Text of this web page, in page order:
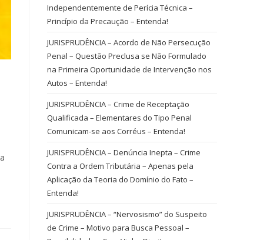
Independentemente de Perícia Técnica –
Princípio da Precaução – Entenda!
JURISPRUDÊNCIA – Acordo de Não Persecução
Penal – Questão Preclusa se Não Formulado
na Primeira Oportunidade de Intervenção nos
Autos – Entenda!
JURISPRUDÊNCIA – Crime de Receptação
Qualificada – Elementares do Tipo Penal
Comunicam-se aos Corréus – Entenda!
JURISPRUDÊNCIA – Denúncia Inepta – Crime
Contra a Ordem Tributária – Apenas pela
Aplicação da Teoria do Domínio do Fato –
Entenda!
JURISPRUDÊNCIA – “Nervosismo” do Suspeito
de Crime – Motivo para Busca Pessoal –